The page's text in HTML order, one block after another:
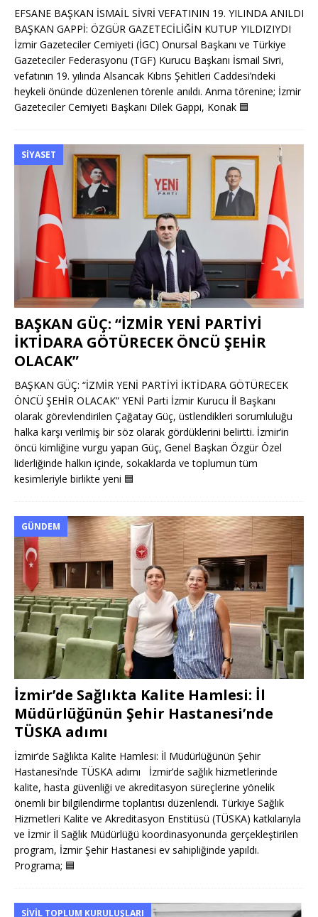
EFSANE BAŞKAN İSMAİL SİVRİ VEFATININ 19. YILINDA ANILDI
BAŞKAN GAPPİ: ÖZGÜR GAZETECİLİĞİN KUTUP YILDIZIYDI
İzmir Gazeteciler Cemiyeti (İGC) Onursal Başkanı ve Türkiye
Gazeteciler Federasyonu (TGF) Kurucu Başkanı İsmail Sivri,
vefatının 19. yılında Alsancak Kıbrıs Şehitleri Caddesi’ndeki
heykeli önünde düzenlenen törenle anıldı. Anma törenine; İzmir
Gazeteciler Cemiyeti Başkanı Dilek Gappi, Konak 🟦
SIYASET
BAŞKAN GÜÇ: “İZMİR YENİ PARTİYİ
İKTİDARA GÖTÜRECEK ÖNCÜ ŞEHİR
OLACAK”
BAŞKAN GÜÇ: “İZMİR YENİ PARTİYİ İKTİDARA GÖTÜRECEK
ÖNCÜ ŞEHİR OLACAK” YENİ Parti İzmir Kurucu İl Başkanı
olarak görevlendirilen Çağatay Güç, üstlendikleri sorumluluğu
halka karşı verilmiş bir söz olarak gördüklerini belirtti. İzmir’in
öncü kimliğine vurgu yapan Güç, Genel Başkan Özgür Özel
liderliğinde halkın içinde, sokaklarda ve toplumun tüm
kesimleriyle birlikte yeni 🟦
GÜNDEM
İzmir’de Sağlıkta Kalite Hamlesi: İl
Müdürlüğünün Şehir Hastanesi’nde
TÜSKA adımı
İzmir’de Sağlıkta Kalite Hamlesi: İl Müdürlüğünün Şehir
Hastanesi’nde TÜSKA adımı İzmir’de sağlık hizmetlerinde
kalite, hasta güvenliği ve akreditasyon süreçlerine yönelik
önemli bir bilgilendirme toplantısı düzenlendi. Türkiye Sağlık
Hizmetleri Kalite ve Akreditasyon Enstitüsü (TÜSKA) katkılarıyla
ve İzmir İl Sağlık Müdürlüğü koordinasyonunda gerçekleştirilen
program, İzmir Şehir Hastanesi ev sahipliğinde yapıldı.
Programa; 🟦
SIVIL TOPLUM KURULUŞLARI